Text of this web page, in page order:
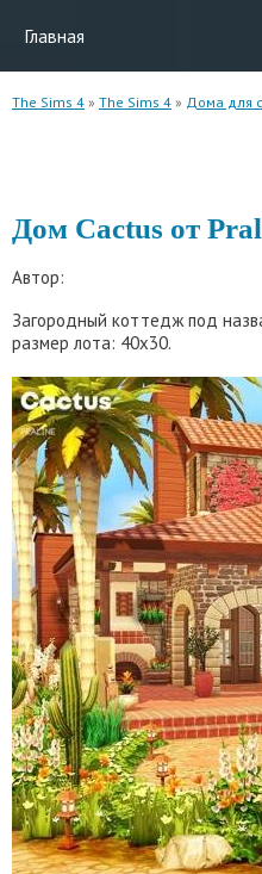
Главная
The Sims 4 » The Sims 4 » Дома для
Дом Cactus от
Автор:
Загородный коттедж под
размер лота: 40x30.